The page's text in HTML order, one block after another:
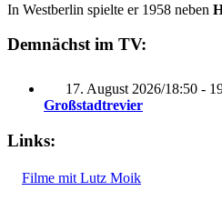
In Westberlin spielte er 1958 neben
Demnächst im TV:
17. August 2026/18:50 -
Großstadtrevier
Links:
Filme mit Lutz Moik